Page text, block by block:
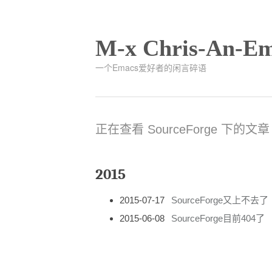
M-x Chris-An-
一个Emacs爱好者的闲言碎语
正在查看 SourceForge 下的文章
2015
2015-07-17
SourceForge又上不去了
2015-06-08
SourceForge目前404了